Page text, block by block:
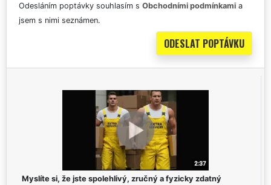
Odesláním poptávky souhlasím s Obchodními podmínkami a
jsem s nimi seznámen.
Myslíte si, že jste spolehlivý, zručný a fyzicky zdatný